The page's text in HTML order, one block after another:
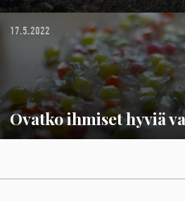
17.5.2022
Ovatko ihmiset hyviä